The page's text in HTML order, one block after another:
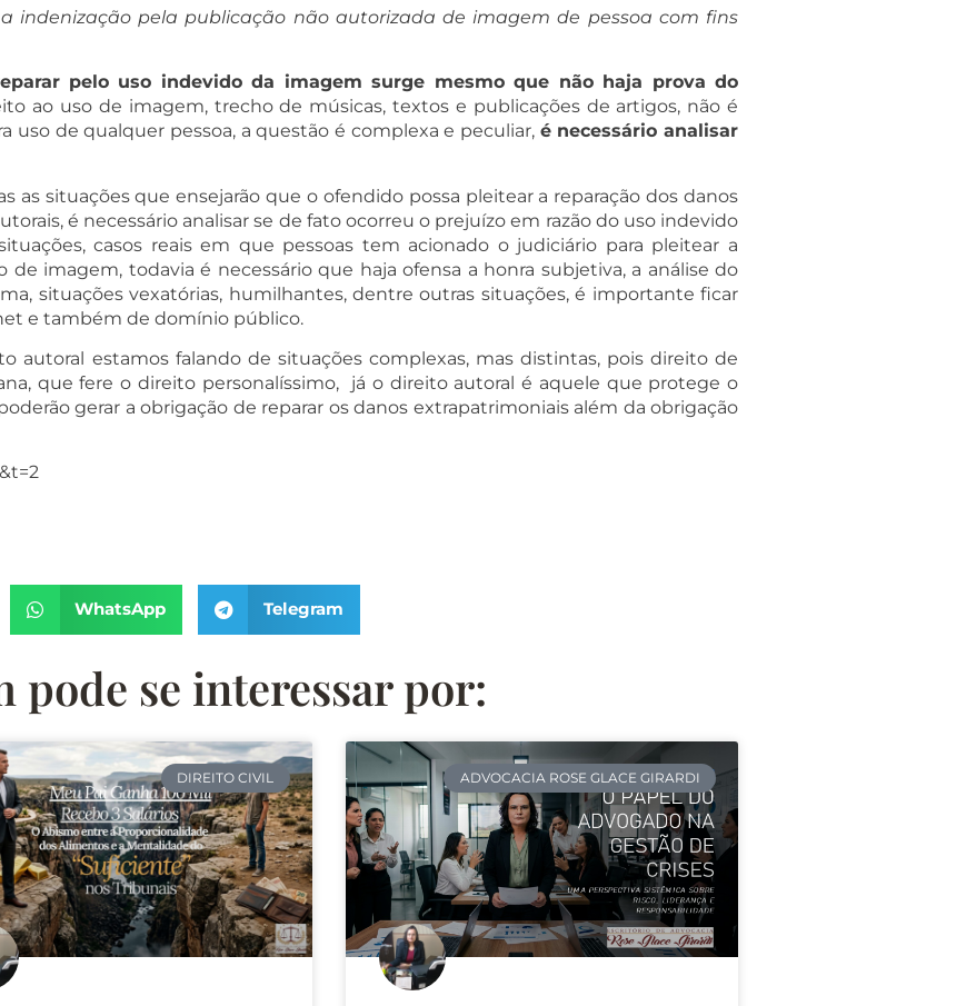
indenização pela publicação não autorizada de imagem de pessoa com fins
pelo uso indevido da imagem surge mesmo que não haja prova do
ao uso de imagem, trecho de músicas, textos e publicações de artigos, não é
uso de qualquer pessoa, a questão é complexa e peculiar, é necessário analisar
situações que ensejarão que o ofendido possa pleitear a reparação dos danos
é necessário analisar se de fato ocorreu o prejuízo em razão do uso indevido
casos reais em que pessoas tem acionado o judiciário para pleitear a
imagem, todavia é necessário que haja ofensa a honra subjetiva, a análise do
situações vexatórias, humilhantes, dentre outras situações, é importante ficar
e também de domínio público.
estamos falando de situações complexas, mas distintas, pois direito de
que fere o direito personalíssimo, já o direito autoral é aquele que protege o
gerar a obrigação de reparar os danos extrapatrimoniais além da obrigação
WhatsApp Telegram
pode se interessar por:
DIREITO CIVIL ADVOCACIA ROSE GLACE GIRARDI